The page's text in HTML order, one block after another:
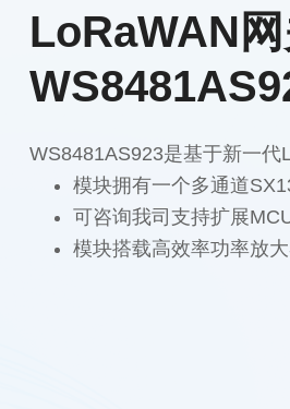
LoRaWAN
WS8481AS923是基于新一
模块拥有一个多通道
可咨询我司支持扩展
模块搭载高效率功率放